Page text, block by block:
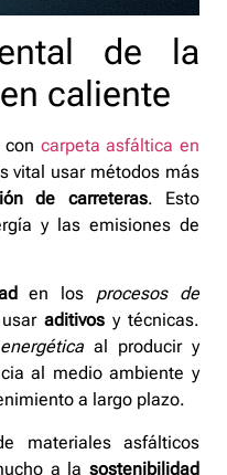
de la
caliente
con carpeta asfáltica en
vital usar métodos más
de carreteras. Esto
y las emisiones de
en los procesos de
aditivos y técnicas.
al producir y
al medio ambiente y
a largo plazo.
materiales asfálticos
a la sostenibilidad